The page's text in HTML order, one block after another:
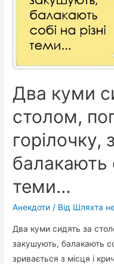
Микола
утопив
єдиний
трактор
у
Два куми
столом,
горілочку,
балакають
теми…
Анекдоти / Від Шляхта
Два куми сидять за
закушують, балакають
зривається з місця і